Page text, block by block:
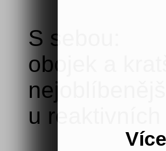
S sebou:
obojek a
u